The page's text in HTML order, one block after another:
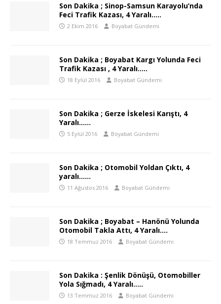
Son Dakika ; Sinop-Samsun Karayolu’nda
Feci Trafik Kazası, 4 Yaralı…..
2 Ekim 2016 Boyabat Gündemi
Son Dakika ; Boyabat Kargı Yolunda Feci
Trafik Kazası , 4 Yaralı…..
18 Eylül 2016 Boyabat Gündemi
Son Dakika ; Gerze İskelesi Karıştı, 4
Yaralı……
5 Eylül 2016 Boyabat Gündemi
Son Dakika ; Otomobil Yoldan Çıktı, 4
yaralı……
11 Ağustos 2016 Boyabat Gündemi
Son Dakika ; Boyabat – Hanönü Yolunda
Otomobil Takla Attı, 4 Yaralı….
18 Temmuz 2016 Boyabat Gündemi
Son Dakika : Şenlik Dönüşü, Otomobiller
Yola Sığmadı, 4 Yaralı…..
13 Temmuz 2016 Boyabat Gündemi